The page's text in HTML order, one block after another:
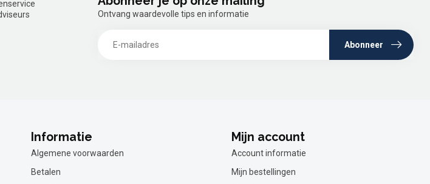
Ontvang waardevolle tips en informatie
Abonneer
Informatie
Algemene voorwaarden
Betalen
Mijn account
Account informatie
Mijn bestellingen